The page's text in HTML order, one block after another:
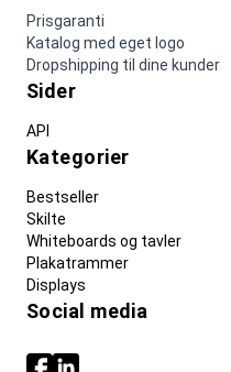
Prisgaranti
Katalog med eget logo
Dropshipping til dine kunder
Sider
API
Kategorier
Bestseller
Skilte
Whiteboards og tavler
Plakatrammer
Displays
Social media